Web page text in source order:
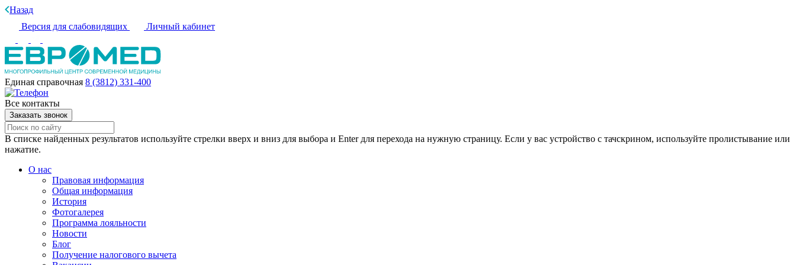
Назад
Версия для слабовидящих
Личный кабинет
Единая справочная 8 (3812) 331-400
Все контакты
Заказать звонок
В списке найденных результатов используйте стрелки вверх и вниз для выбора и Enter для перехода на нужную страницу. Если у вас устройство с тачскрином, используйте пролистывание или
нажатие.
О нас
Правовая информация
Общая информация
История
Фотогалерея
Программа лояльности
Новости
Блог
Получение налогового вычета